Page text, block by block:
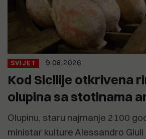
SVIJET 9.08.2026
Kod Sicilije otkrivena
olupina sa stotinama
Olupinu, staru najmanje 2100
ministar kulture Alessandro Giuli